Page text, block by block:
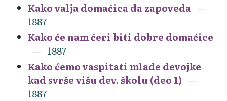
Kako valja domaćica da zapoveda
1887
Kako će nam ćeri biti dobre domaćice
1887
Kako ćemo vaspitati mlade devojke
kad svrše višu dev. školu (deo 1)
1887